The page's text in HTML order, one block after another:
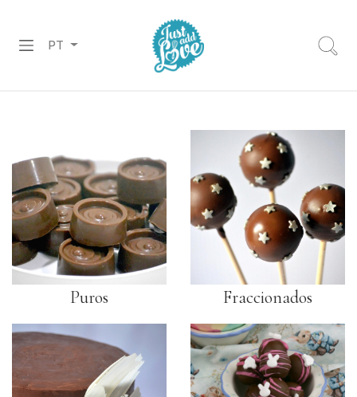
RECHEIOS
&
COBERTURAS
CHOCOLATES
DECORAÇÕES
PASTA
AÇÚCAR
CORANTES
PRODUTOS
PT
Puros Fraccionados